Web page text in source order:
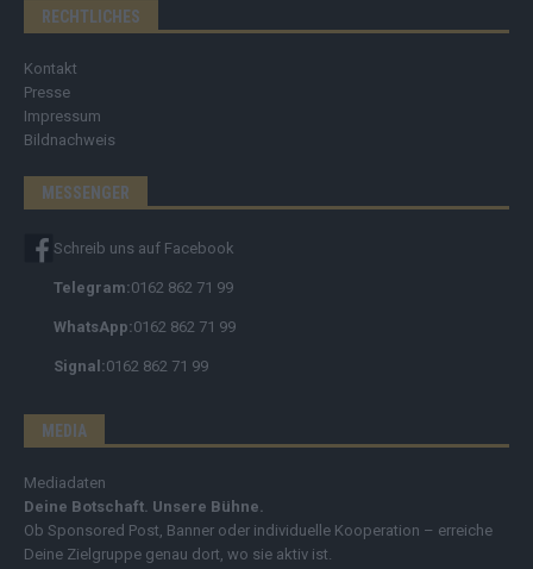
RECHTLICHES
Kontakt
Presse
Impressum
Bildnachweis
MESSENGER
Schreib uns auf Facebook
Telegram:0162 862 71 99
WhatsApp:0162 862 71 99
Signal:0162 862 71 99
MEDIA
Mediadaten
Deine Botschaft. Unsere Bühne.
Ob Sponsored Post, Banner oder individuelle Kooperation – erreiche
Deine Zielgruppe genau dort, wo sie aktiv ist.